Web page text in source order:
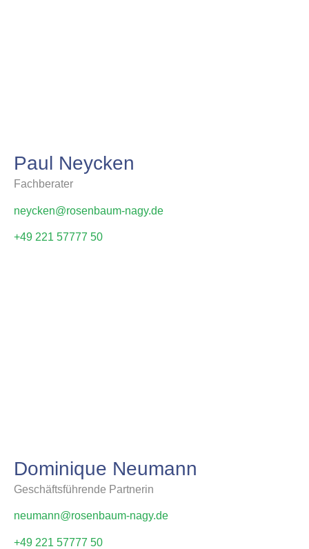
Paul Neycken
Fachberater
neycken@rosenbaum-nagy.de
+49 221 57777 50
Dominique Neumann
Geschäftsführende Partnerin
neumann@rosenbaum-nagy.de
+49 221 57777 50